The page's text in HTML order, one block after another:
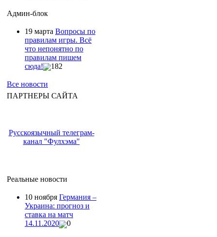
Админ-блок
19 марта Вопросы по
правилам игры. Всё
что непонятно по
правилам пишем
сюда!
182
Все новости
ПАРТНЕРЫ САЙТА
Русскоязычный телеграм-
канал "Фулхэма"
Реальные новости
10 ноября Германия –
Украина: прогноз и
ставка на матч
14.11.2020
0